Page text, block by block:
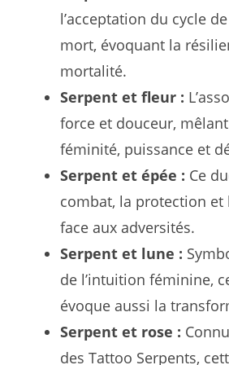
l’acceptation du cycle
mort, évoquant la
mortalité.
Serpent et fleur :
force et douceur,
féminité, puissance et
Serpent et épée : Ce
combat, la protection
face aux adversités.
Serpent et lune :
de l’intuition féminine,
évoque aussi la
Serpent et rose :
des Tattoo Serpents,